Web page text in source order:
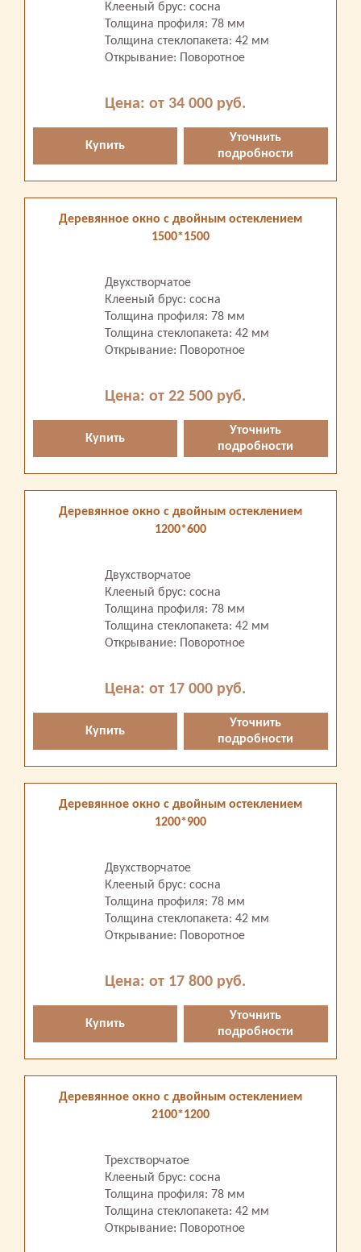
Клееный брус: сосна
Толщина профиля: 78 мм
Толщина стеклопакета: 42 мм
Открывание: Поворотное
Цена: от 34 000 руб.
Купить
Уточнить
подробности
Деревянное окно с двойным остеклением
1500*1500
Двухстворчатое
Клееный брус: сосна
Толщина профиля: 78 мм
Толщина стеклопакета: 42 мм
Открывание: Поворотное
Цена: от 22 500 руб.
Купить
Уточнить
подробности
Деревянное окно с двойным остеклением
1200*600
Двухстворчатое
Клееный брус: сосна
Толщина профиля: 78 мм
Толщина стеклопакета: 42 мм
Открывание: Поворотное
Цена: от 17 000 руб.
Купить
Уточнить
подробности
Деревянное окно с двойным остеклением
1200*900
Двухстворчатое
Клееный брус: сосна
Толщина профиля: 78 мм
Толщина стеклопакета: 42 мм
Открывание: Поворотное
Цена: от 17 800 руб.
Купить
Уточнить
подробности
Деревянное окно с двойным остеклением
2100*1200
Трехстворчатое
Клееный брус: сосна
Толщина профиля: 78 мм
Толщина стеклопакета: 42 мм
Открывание: Поворотное